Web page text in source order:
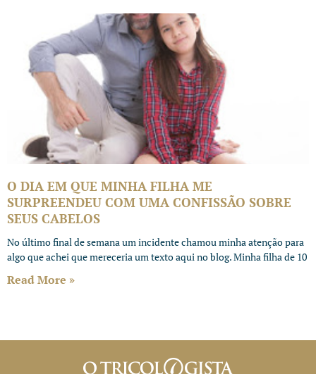
O DIA EM QUE MINHA FILHA ME
SURPREENDEU COM UMA CONFISSÃO SOBRE
SEUS CABELOS
No último final de semana um incidente chamou minha atenção para
algo que achei que mereceria um texto aqui no blog. Minha filha de 10
Read More »